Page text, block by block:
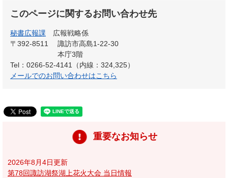
このページに関するお問い合わせ先
秘書広報課
広報戦略係
〒392-8511
諏訪市高島1-22-30
本庁3階
Tel：0266-52-4141（内線：324,325）
メールでのお問い合わせはこちら
重要なお知らせ
2026年8月4日更新
第78回諏訪湖祭湖上花火大会 当日情報